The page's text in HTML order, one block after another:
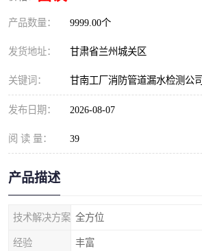
产品数量： 9999.00个
发货地址： 甘肃省兰州城关区
关键词： 甘南工厂消防管道漏水检测公司
发布日期： 2026-08-07
阅 读 量： 39
产品描述
技术解决方案 全方位
经验 丰富